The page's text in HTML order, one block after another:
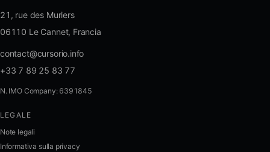
21, rue des Muriers
06110 Le Cannet, Francia
contact@cursorio.info
+33 7 89 25 83 77
N. IMO Company: 6391845
LEGALE
Note legali
Informativa sulla privacy